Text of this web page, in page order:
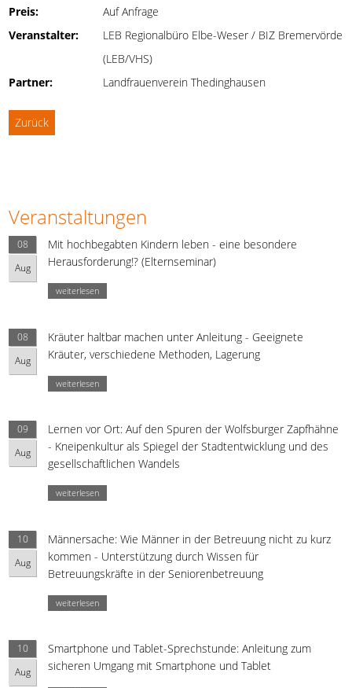
Preis:
Auf Anfrage
Veranstalter:
LEB Regionalbüro Elbe-Weser / BIZ Bremervörde
(LEB/VHS)
Partner:
Landfrauenverein Thedinghausen
Zurück
Veranstaltungen
08
Aug
Mit hochbegabten Kindern leben - eine besondere
Herausforderung!? (Elternseminar)
weiterlesen
08
Aug
Kräuter haltbar machen unter Anleitung - Geeignete
Kräuter, verschiedene Methoden, Lagerung
weiterlesen
09
Aug
Lernen vor Ort: Auf den Spuren der Wolfsburger Zapfhähne
- Kneipenkultur als Spiegel der Stadtentwicklung und des
gesellschaftlichen Wandels
weiterlesen
10
Aug
Männersache: Wie Männer in der Betreuung nicht zu kurz
kommen - Unterstützung durch Wissen für
Betreuungskräfte in der Seniorenbetreuung
weiterlesen
10
Aug
Smartphone und Tablet-Sprechstunde: Anleitung zum
sicheren Umgang mit Smartphone und Tablet